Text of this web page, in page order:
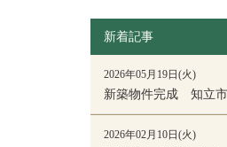
新着記事
2026年05月19日(火)
新築物件完成 知立
2026年02月10日(火)